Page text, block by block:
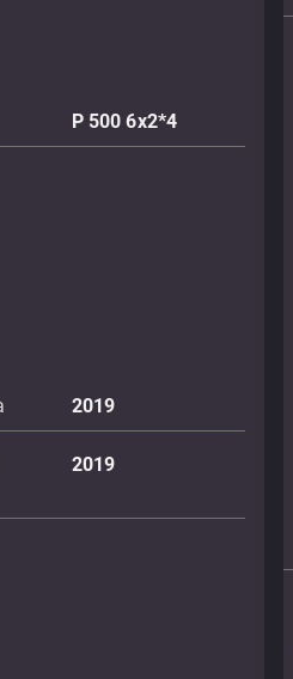
P 500 6x2*4
2019
2019